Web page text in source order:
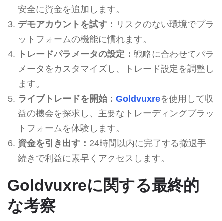
安全に資金を追加します。
デモアカウントを試す： リスクのない環境でプラ
ットフォームの機能に慣れます。
トレードパラメータの設定： 戦略に合わせてパラ
メータをカスタマイズし、トレード設定を調整し
ます。
ライブトレードを開始： Goldvuxreを使用して収
益の機会を探求し、主要なトレーディングプラッ
トフォームを体験します。
資金を引き出す： 24時間以内に完了する撤退手
続きで利益に素早くアクセスします。
Goldvuxreに関する最終的
な考察